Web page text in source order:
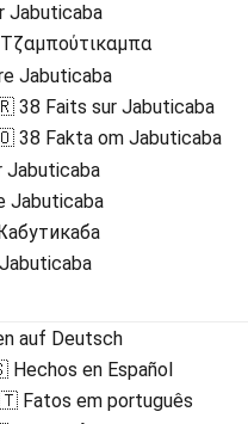
Jabuticaba
38 Faits sur Jabuticaba
38 Fakta om Jabuticaba
auf Deutsch
en Español
em português